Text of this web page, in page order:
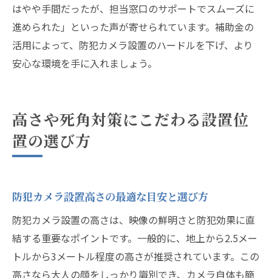
はやや手間だったが、担当窓口のサポートでスムーズに
進められた」といった声が寄せられています。補助金の
活用によって、防犯カメラ設置のハードルを下げ、より
安心な環境を手に入れましょう。
高さや死角対策にこだわる設置位
置の選び方
防犯カメラ設置高さの最適な目安と選び方
防犯カメラ設置の高さは、映像の鮮明さと防犯効果に直
結する重要なポイントです。一般的に、地上から2.5メー
トルから3メートル程度の高さが推奨されています。この
高さなら大人の顔をしっかり識別でき、カメラ自体も簡